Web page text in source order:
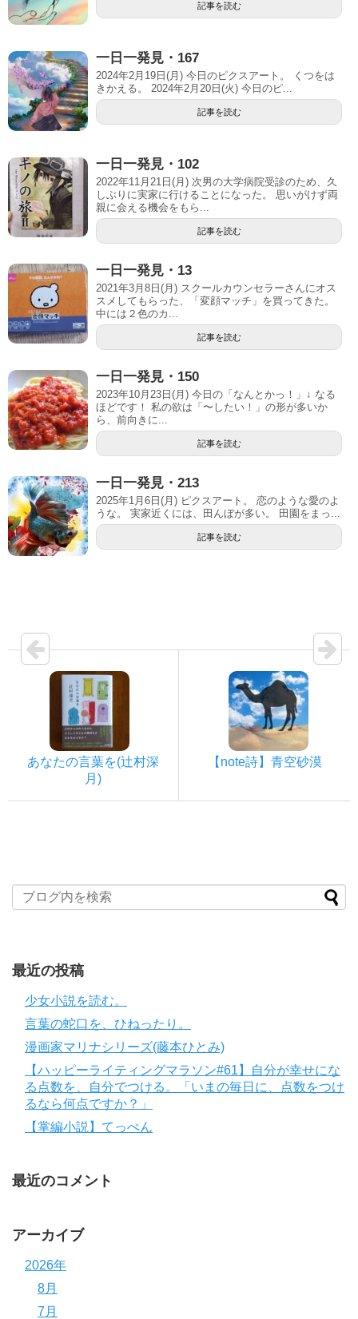
記事を読む
一日一発見・167
2024年2月19日(月) 今日のピクスアート。 くつをは
きかえる。 2024年2月20日(火) 今日のピ...
記事を読む
一日一発見・102
2022年11月21日(月) 次男の大学病院受診のため、久
しぶりに実家に行けることになった。 思いがけず両
親に会える機会をもら...
記事を読む
一日一発見・13
2021年3月8日(月) スクールカウンセラーさんにオス
スメしてもらった、「変顔マッチ」を買ってきた。
中には２色のカ...
記事を読む
一日一発見・150
2023年10月23日(月) 今日の「なんとかっ！」↓ なる
ほどです！ 私の欲は「〜したい！」の形が多いか
ら、前向きに...
記事を読む
一日一発見・213
2025年1月6日(月) ピクスアート。 恋のような愛のよ
うな。 実家近くには、田んぼが多い。 田園をまっ...
記事を読む
あなたの言葉を(辻村深
月)
【note詩】青空砂漠
最近の投稿
少女小説を読む。
言葉の蛇口を、ひねったり。
漫画家マリナシリーズ(藤本ひとみ)
【ハッピーライティングマラソン#61】自分が幸せにな
る点数を、自分でつける。「いまの毎日に、点数をつけ
るなら何点ですか？」
【掌編小説】てっぺん
最近のコメント
アーカイブ
2026年
8月
7月